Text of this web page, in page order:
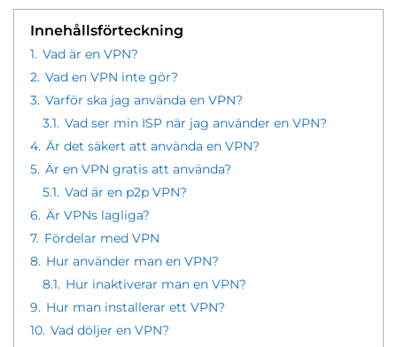
Innehållsförteckning
1. Vad är en VPN?
2. Vad en VPN inte gör?
3. Varför ska jag använda en VPN?
3.1. Vad ser min ISP när jag använder en VPN?
4. Är det säkert att använda en VPN?
5. Är en VPN gratis att använda?
5.1. Vad är en p2p VPN?
6. Är VPNs lagliga?
7. Fördelar med VPN
8. Hur använder man en VPN?
8.1. Hur inaktiverar man en VPN?
9. Hur man installerar ett VPN?
10. Vad döljer en VPN?